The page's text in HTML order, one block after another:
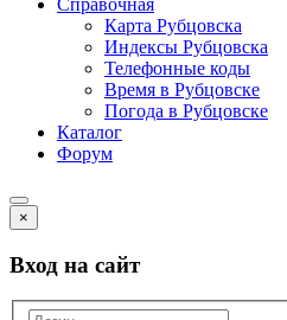
Справочная
Карта Рубцовска
Индексы Рубцовска
Телефонные коды
Время в Рубцовске
Погода в Рубцовске
Каталог
Форум
×
Вход на сайт